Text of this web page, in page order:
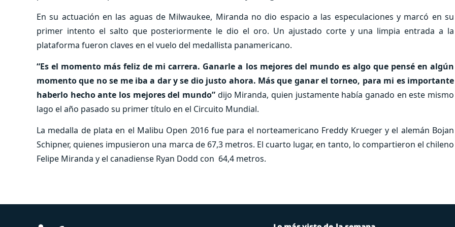
En su actuación en las aguas de Milwaukee, Miranda no dio espacio a las especulaciones y marcó en su
primer intento el salto que posteriormente le dio el oro. Un ajustado corte y una limpia entrada a la
plataforma fueron claves en el vuelo del medallista panamericano.
“Es el momento más feliz de mi carrera. Ganarle a los mejores del mundo es algo que pensé en algún
momento que no se me iba a dar y se dio justo ahora. Más que ganar el torneo, para mi es importante
haberlo hecho ante los mejores del mundo” dijo Miranda, quien justamente había ganado en este mismo
lago el año pasado su primer título en el Circuito Mundial.
La medalla de plata en el Malibu Open 2016 fue para el norteamericano Freddy Krueger y el alemán Bojan
Schipner, quienes impusieron una marca de 67,3 metros. El cuarto lugar, en tanto, lo compartieron el chileno
Felipe Miranda y el canadiense Ryan Dodd con 64,4 metros.